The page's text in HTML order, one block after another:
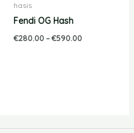
hasis
Fendi OG Hash
€280.00 – €590.00